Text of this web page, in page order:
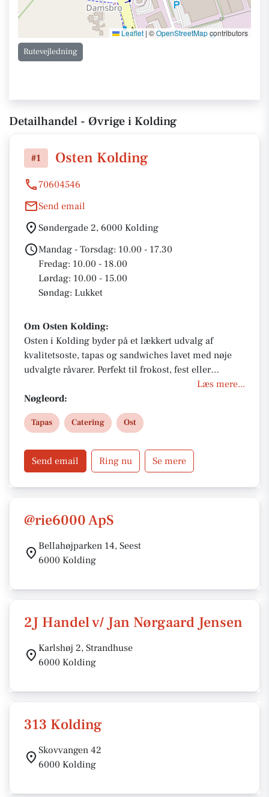
Leaflet | ©OpenStreetMapcontributors
Rutevejledning
Detailhandel - Øvrige i Kolding
#1 Osten Kolding
70604546
Send email
Søndergade 2, 6000 Kolding
Mandag - Torsdag: 10.00 - 17.30
Fredag: 10.00 - 18.00
Lørdag: 10.00 - 15.00
Søndag: Lukket
Om Osten Kolding:
Osten i Kolding byder på et lækkert udvalg af
kvalitetsoste, tapas og sandwiches lavet med nøje
udvalgte råvarer. Perfekt til frokost, fest eller
hyggelig aften. Bestil nemt takeaway online, eller
besøg butikken i hjertet af Kolding. Giv også et
gavekort til en du holder af – en smagfuld gaveidé til
enhver anledning.
Læs mere...
Nøgleord:
Tapas Catering Ost
Send email Ring nu Se mere
@rie6000 ApS
Bellahøjparken 14, Seest
6000 Kolding
2J Handel v/ Jan Nørgaard Jensen
Karlshøj 2, Strandhuse
6000 Kolding
313 Kolding
Skovvangen 42
6000 Kolding